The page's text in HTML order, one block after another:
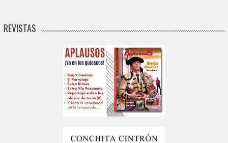
REVISTAS